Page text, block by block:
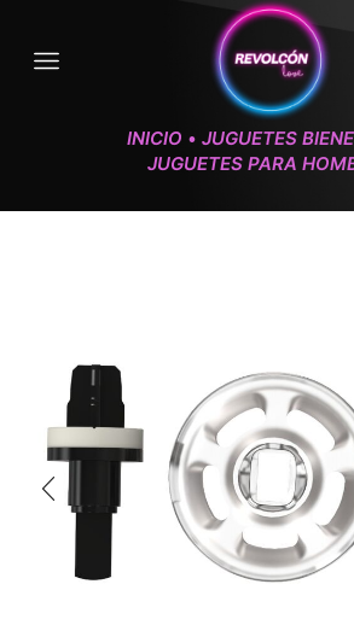
INICIO • JUGUETES
JUGUETES PARA